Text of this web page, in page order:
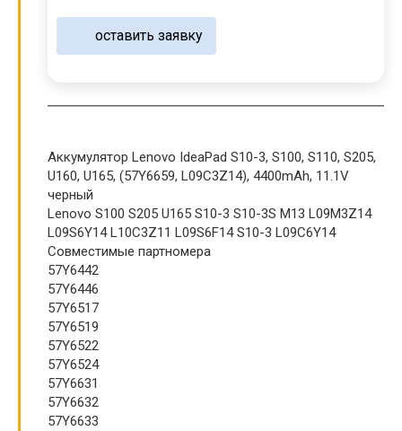
оставить заявку
Аккумулятор Lenovo IdeaPad S10-3, S100, S110, S205,
U160, U165, (57Y6659, L09C3Z14), 4400mAh, 11.1V
черный
Lenovo S100 S205 U165 S10-3 S10-3S M13 L09M3Z14
L09S6Y14 L10C3Z11 L09S6F14 S10-3 L09C6Y14
Совместимые партномера
57Y6442
57Y6446
57Y6517
57Y6519
57Y6522
57Y6524
57Y6631
57Y6632
57Y6633